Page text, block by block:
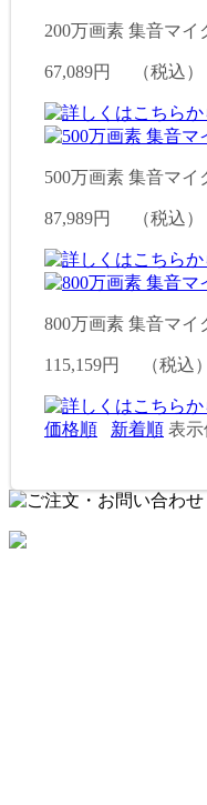
200万画素 集音マ
67,089円 （税込）
500万画素 集音マ
87,989円 （税込）
800万画素 集音マイ
115,159円 （税込）
価格順 新着順 表示